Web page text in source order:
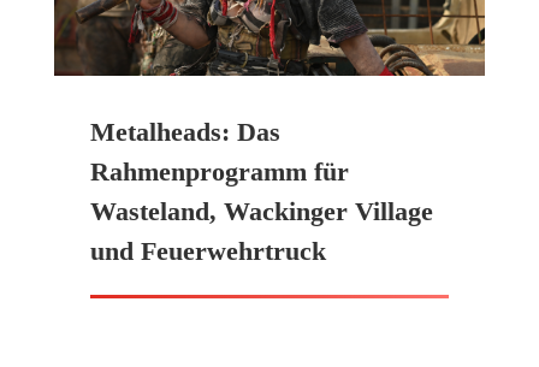
Metalheads: Das
Rahmenprogramm für
Wasteland, Wackinger Village
und Feuerwehrtruck